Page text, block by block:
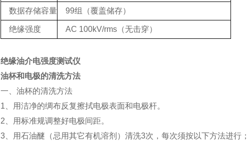
数据存储容量 99组（覆盖储存）
绝缘强度 AC 100kV/rms（无击穿）
绝缘油介电强度测试仪
油杯和电极的清洗方法
一、油杯的清洗方法
1、用洁净的绸布反复擦拭电极表面和电极杆。
2、用标准规调整好电极间距。
3、用石油醚（忌用其它有机溶剂）清洗3次，每次须按以下方法进行；